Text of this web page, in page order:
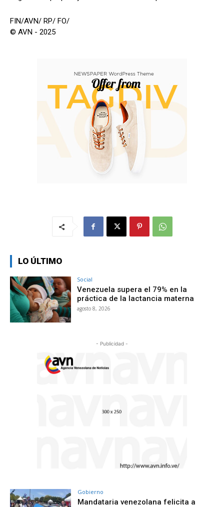
FIN/AVN/ RP/ FO/
© AVN - 2025
LO ÚLTIMO
Social
Venezuela supera el 79% en la
práctica de la lactancia materna
agosto 8, 2026
- Publicidad -
Gobierno
Mandataria venezolana felicita a